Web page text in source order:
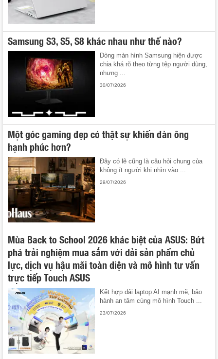
Samsung S3, S5, S8 khác nhau như thế nào?
Dòng màn hình Samsung hiện được
chia khá rõ theo từng tệp người dùng,
nhưng ...
30/07/2026
Một góc gaming đẹp có thật sự khiến đàn ông
hạnh phúc hơn?
Đây có lẽ cũng là câu hỏi chung của
không ít người khi nhìn vào ...
29/07/2026
Mùa Back to School 2026 khác biệt của ASUS: Bứt
phá trải nghiệm mua sắm với dải sản phẩm chủ
lực, dịch vụ hậu mãi toàn diện và mô hình tư vấn
trực tiếp Touch ASUS
Kết hợp dải laptop AI mạnh mẽ, bảo
hành an tâm cùng mô hình Touch ...
23/07/2026